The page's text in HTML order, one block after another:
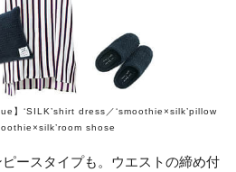
】‘SILK’shirt dress／‘smoothie×silk’pillow
shose
ースタイプも。ウエストの締め付